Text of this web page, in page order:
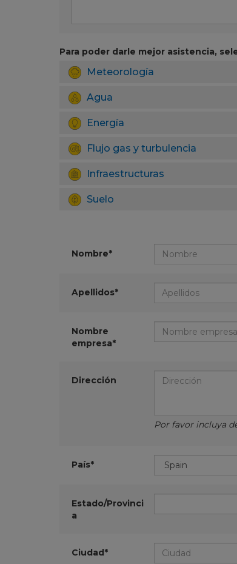
Para poder darle mejor asistencia,
Meteorología
Agua
Energía
Flujo gas y turbulencia
Infraestructuras
Suelo
Nombre*
Apellidos*
Nombre
empresa*
Dirección
Por favor incluya
País*
Estado/Provinci
a
Ciudad*